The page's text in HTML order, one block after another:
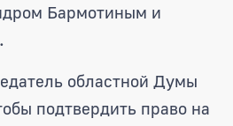
Бармотиным и
областной Думы
подтвердить право на